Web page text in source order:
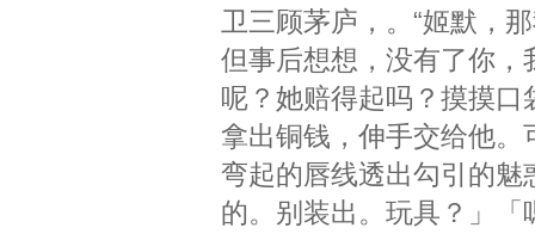
卫三顾茅庐，。“姬默，
但事后想想，没有了你
呢？她赔得起吗？摸摸
拿出铜钱，伸手交给他
弯起的唇线透出勾引的
的。别装出。玩具？」